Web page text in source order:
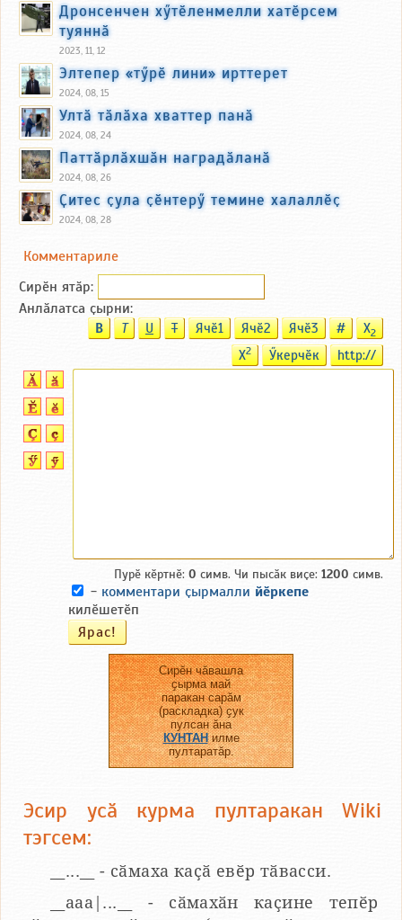
Дронсенчен хӳтӗленмелли хатӗрсем
туяннӑ
2023, 11, 12
Элтепер «тӳрӗ лини» ирттерет
2024, 08, 15
Ултӑ тӑлӑха хваттер панӑ
2024, 08, 24
Паттӑрлӑхшӑн наградӑланӑ
2024, 08, 26
Ҫитес ҫула ҫӗнтерӳ темине халаллӗҫ
2024, 08, 28
Комментариле
Сирӗн ятӑp:
Анлӑлатса ҫырни:
B T U T Ячӗ1 Ячӗ2 Ячӗ3 # X2
X2 Ӳкерчӗк http://
Пурӗ кӗртнӗ: 0 симв. Чи пысӑк виҫе: 1200 симв.
- комментари ҫырмалли йӗркепе
килӗшетӗп
Сирӗн чӑвашла
ҫырма май
паракан сарӑм
(раскладка) ҫук
пулсан ӑна
КУНТАНилме
пултаратӑр.
Эсир усӑ курма пултаракан Wiki
тэгсем:
__...__ - сӑмаха каҫӑ евӗр тӑвасси.
__aaa|...__ - сӑмахӑн каҫине тепӗр